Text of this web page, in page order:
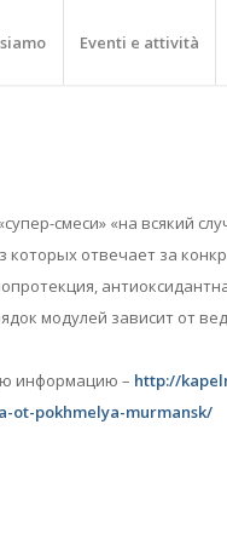
Eventi e attività
смеси» «на всякий
которых отвечает за
модулей зависит от
информацию – http://
ot-pokhmelya-murmansk/